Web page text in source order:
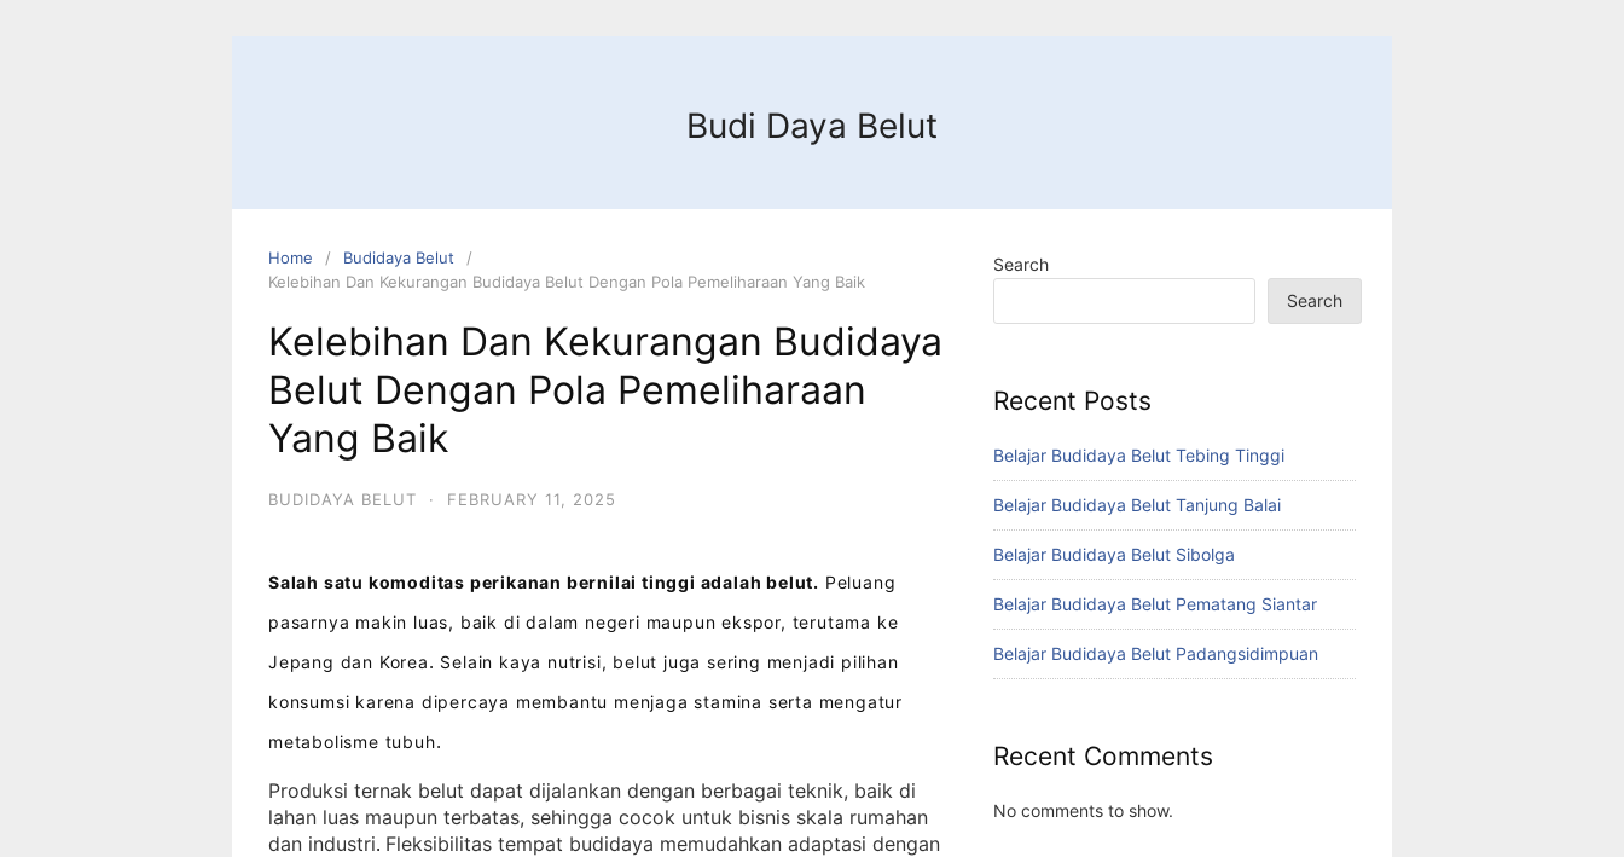
Budi Daya Belut
Home
Budidaya Belut
Kelebihan Dan Kekurangan Budidaya Belut Dengan Pola Pemeliharaan Yang Baik
Kelebihan Dan Kekurangan Budidaya
Belut Dengan Pola Pemeliharaan
Yang Baik
BUDIDAYA BELUT · FEBRUARY 11, 2025
Salah satu komoditas perikanan bernilai tinggi adalah belut. Peluang
pasarnya makin luas, baik di dalam negeri maupun ekspor, terutama ke
Jepang dan Korea. Selain kaya nutrisi, belut juga sering menjadi pilihan
konsumsi karena dipercaya membantu menjaga stamina serta mengatur
metabolisme tubuh.
Produksi ternak belut dapat dijalankan dengan berbagai teknik, baik di
lahan luas maupun terbatas, sehingga cocok untuk bisnis skala rumahan
dan industri. Fleksibilitas tempat budidaya memudahkan adaptasi dengan
Search
Search
Recent Posts
Belajar Budidaya Belut Tebing Tinggi
Belajar Budidaya Belut Tanjung Balai
Belajar Budidaya Belut Sibolga
Belajar Budidaya Belut Pematang Siantar
Belajar Budidaya Belut Padangsidimpuan
Recent Comments
No comments to show.